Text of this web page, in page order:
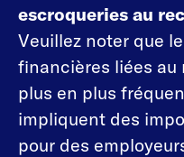
escroqueries au
Veuillez noter que
financières liées
plus en plus
impliquent des
pour des